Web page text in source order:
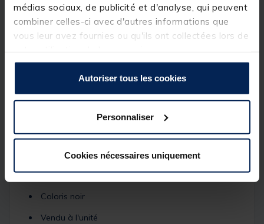
médias sociaux, de publicité et d'analyse, qui peuvent
combiner celles-ci avec d'autres informations que
vous leur avez fournies ou qu'ils ont collectées lors de
Autoriser tous les cookies
Personnaliser
Cookies nécessaires uniquement
l'aboutissement d'un long développement offrant
ainsi une gamme complète et répondant à de
nombreux besoins.
Pas de vis standard
Compatible uniquement avec le système Singlez
Réglable en longueur
Taille 5' soit 12.5 cm
Coloris noir
Vendu à l'unité